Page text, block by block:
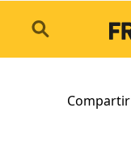
Compartir